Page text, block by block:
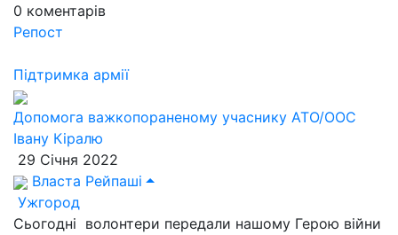
0 коментарів
Репост
Підтримка армії
Допомога важкопораненому учаснику АТО/ООС
Івану Кіралю
29 Січня 2022
Власта Рейпаші
Ужгород
Сьогодні волонтери передали нашому Герою війни